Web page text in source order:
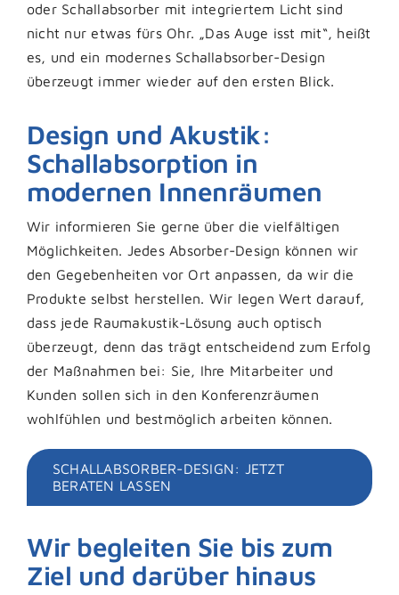
oder Schallabsorber mit integriertem Licht sind
nicht nur etwas fürs Ohr. „Das Auge isst mit“, heißt
es, und ein modernes Schallabsorber-Design
überzeugt immer wieder auf den ersten Blick.
Design und Akustik:
Schallabsorption in
modernen Innenräumen
Wir informieren Sie gerne über die vielfältigen
Möglichkeiten. Jedes Absorber-Design können wir
den Gegebenheiten vor Ort anpassen, da wir die
Produkte selbst herstellen. Wir legen Wert darauf,
dass jede Raumakustik-Lösung auch optisch
überzeugt, denn das trägt entscheidend zum Erfolg
der Maßnahmen bei: Sie, Ihre Mitarbeiter und
Kunden sollen sich in den Konferenzräumen
wohlfühlen und bestmöglich arbeiten können.
SCHALLABSORBER-DESIGN: JETZT
BERATEN LASSEN
Wir begleiten Sie bis zum
Ziel und darüber hinaus